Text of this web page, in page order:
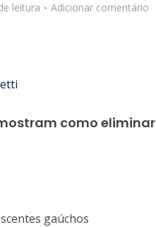
leitura Adicionar comentário
como eliminar
gaúchos